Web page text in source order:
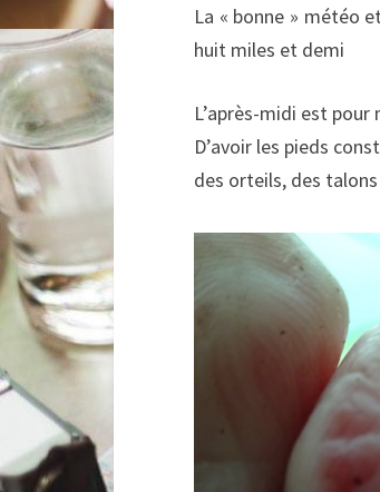
La « bonne » météo
huit miles et demi
L’après-midi est
D’avoir les pieds
des orteils, des